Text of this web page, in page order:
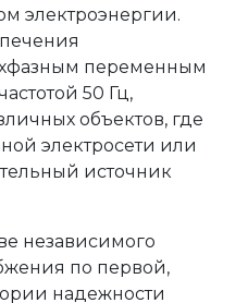
электроэнергии.
переменным
50 Гц,
объектов, где
электросети или
источник
независимого
по первой,
надежности